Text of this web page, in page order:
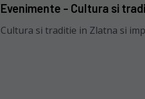
Evenimente - Cultura si
Cultura si traditie in Zlatna si